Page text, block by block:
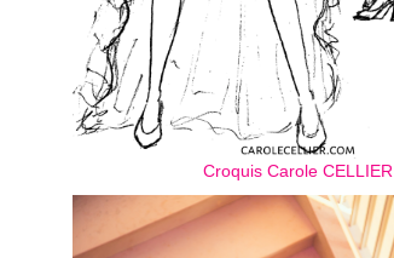
Croquis Carole CELLIER